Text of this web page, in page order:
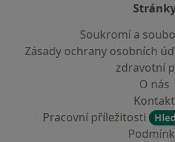
Soukromí a
Zásady ochrany osobních
zdravotní
O nás
Kontakt
Pracovní příležitosti